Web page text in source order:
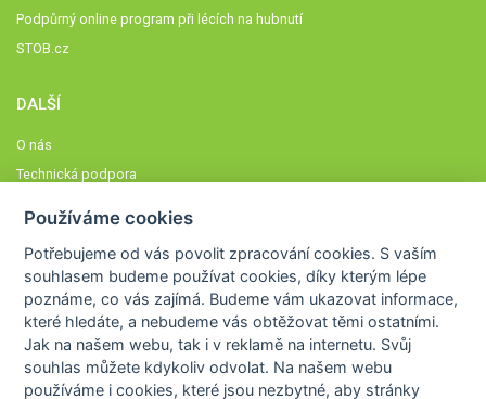
Podpůrný online program při lécích na hubnutí
STOB.cz
DALŠÍ
O nás
Technická podpora
Členové STOBklubu
Zásady nakládání s osobními údaji
Otestujte se
Spočítejte si
Výzva 52
Používáme cookies
Potřebujeme od vás povolit zpracování cookies. S vaším
souhlasem budeme používat cookies, díky kterým lépe
poznáme,co vás zajímá. Budeme vám ukazovat informace,
které hledáte, a nebudeme vás obtěžovat těmi ostatními.
Jak na našem webu, tak i v reklamě na internetu. Svůj
souhlas můžete kdykoliv odvolat. Na našem webu
používáme i cookies, které jsou nezbytné, aby stránky